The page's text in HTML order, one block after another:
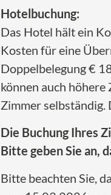
Hotelbuchung:
Das Hotel hält ein
Kosten für eine
Doppelbelegung €
können auch
Zimmer
Die Buchung Ihres
Bitte geben Sie an,
Bitte beachten Sie,